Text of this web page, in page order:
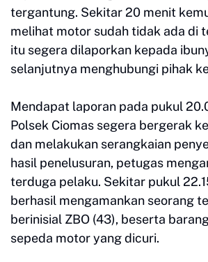
tergantung. Sekitar 20 menit
melihat motor sudah tidak ada di
itu segera dilaporkan kepada
selanjutnya menghubungi pihak
Mendapat laporan pada pukul
Polsek Ciomas segera bergerak
dan melakukan serangkaian
hasil penelusuran, petugas
terduga pelaku. Sekitar pukul
berhasil mengamankan seorang
berinisial ZBO (43), beserta
sepeda motor yang dicuri.